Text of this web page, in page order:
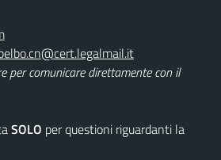
per comunicare direttamente con il
SOLO per questioni riguardanti la